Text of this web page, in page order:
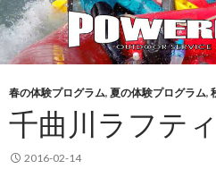
春の体験プログラム, 夏の体験プログラム,
千曲川ラフテ
2016-02-14